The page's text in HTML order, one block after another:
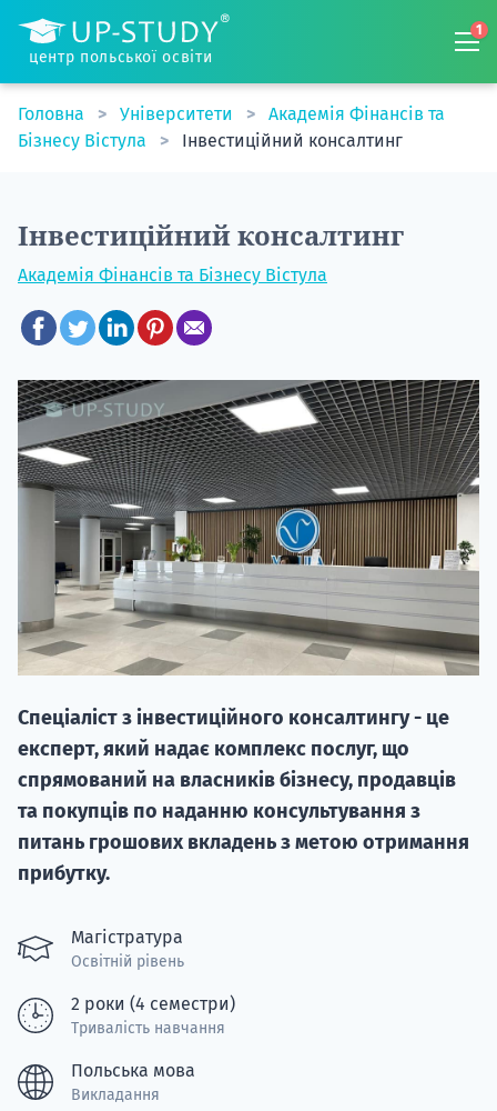
центр польської освіти
1
Головна Університети
Академія Фінансів та
Бізнесу Вістула
Інвестиційний консалтинг
Інвестиційний консалтинг
Академія Фінансів та Бізнесу Вістула
Спеціаліст з інвестиційного консалтингу - це
експерт, який надає комплекс послуг, що
спрямований на власників бізнесу, продавців
та покупців по наданню консультування з
питань грошових вкладень з метою отримання
прибутку.
Магістратура
Освітній рівень
2 роки (4 семестри)
Тривалість навчання
Польська мова
Викладання
"Навчання
НАБІР